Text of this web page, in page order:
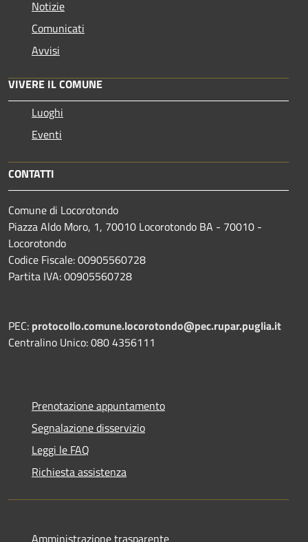
Notizie
Comunicati
Avvisi
VIVERE IL COMUNE
Luoghi
Eventi
CONTATTI
Comune di Locorotondo
Piazza Aldo Moro, 1, 70010 Locorotondo BA - 70010 -
Locorotondo
Codice Fiscale: 00905560728
Partita IVA: 00905560728
PEC: protocollo.comune.locorotondo@pec.rupar.puglia.it
Centralino Unico: 080 4356111
Prenotazione appuntamento
Segnalazione disservizio
Leggi le FAQ
Richiesta assistenza
Amministrazione trasparente